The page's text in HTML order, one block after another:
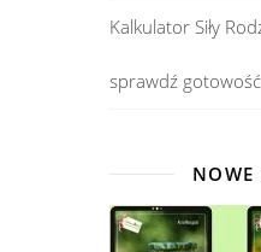
Kalkulator Siły
sprawdź